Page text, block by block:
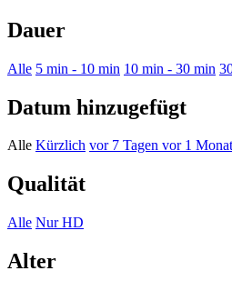
Dauer
Alle 5 min - 10 min 10 min - 30 min
Datum hinzugefügt
Alle Kürzlich vor 7 Tagen vor 1
Qualität
Alle Nur HD
Alter